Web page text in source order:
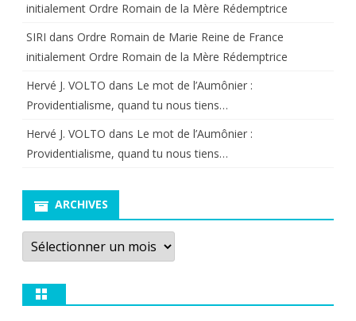
initialement Ordre Romain de la Mère Rédemptrice
SIRI dans Ordre Romain de Marie Reine de France
initialement Ordre Romain de la Mère Rédemptrice
Hervé J. VOLTO dans Le mot de l’Aumônier :
Providentialisme, quand tu nous tiens…
Hervé J. VOLTO dans Le mot de l’Aumônier :
Providentialisme, quand tu nous tiens…
ARCHIVES
Archives